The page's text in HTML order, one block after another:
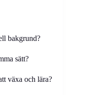
bakgrund?
sätt?
växa och lära?